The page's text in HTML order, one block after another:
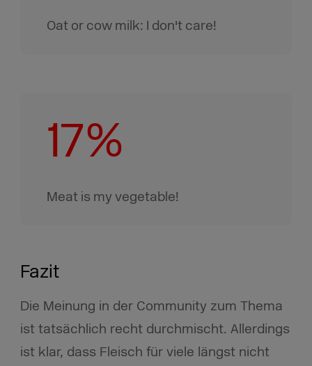
Oat or cow milk: I don't care!
17%
Meat is my vegetable!
Fazit
Die Meinung in der Community zum Thema
ist tatsächlich recht durchmischt. Allerdings
ist klar, dass Fleisch für viele längst nicht